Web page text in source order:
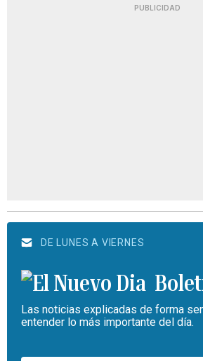
PUBLICIDAD
DE LUNES A VIERNES
Las noticias explicadas de forma
entender lo más importante del día.